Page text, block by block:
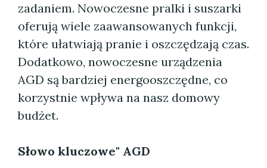
zadaniem. Nowoczesne pralki i suszarki
oferują wiele zaawansowanych funkcji,
które ułatwiają pranie i oszczędzają czas.
Dodatkowo, nowoczesne urządzenia
AGD są bardziej energooszczędne, co
korzystnie wpływa na nasz domowy
budżet.
Słowo kluczowe" AGD